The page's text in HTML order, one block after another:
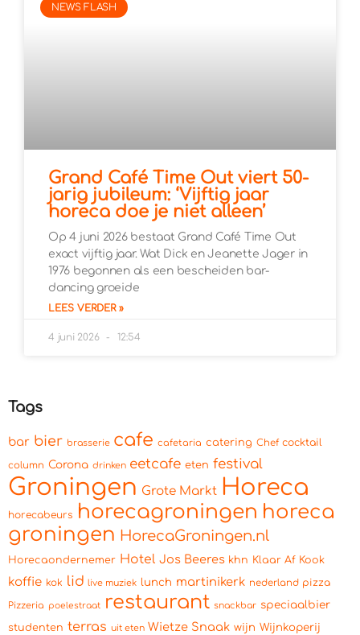
NEWS FLASH
Grand Café Time Out viert 50-
jarig jubileum: ‘Vijftig jaar
horeca doe je niet alleen’
Op 4 juni 2026 bestaat Grand Café Time Out
exact vijftig jaar. Wat Dick en Jeanette Jager in
1976 begonnen als een bescheiden bar-
dancing groeide
LEES VERDER »
4 juni 2026 12:54
Tags
bar bier brasserie cafe cafetaria catering Chef cocktail
column Corona drinken eetcafe eten festival
Groningen Grote Markt Horeca
horecabeurs horecagroningen horeca
groningen HorecaGroningen.nl
Horecaondernemer Hotel Jos Beeres khn Klaar Af Kook
koffie kok lid live muziek lunch martinikerk nederland pizza
Pizzeria poelestraat restaurant snackbar speciaalbier
studenten terras uit eten Wietze Snaak wijn Wijnkoperij